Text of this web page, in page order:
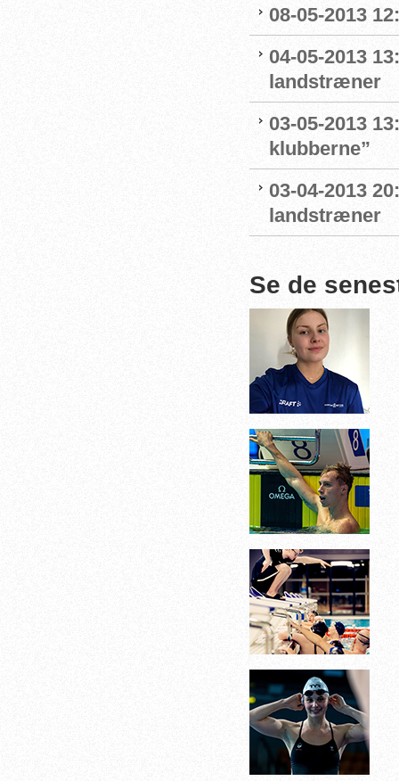
08-05-2013
04-05-2013
landstræner
03-05-2013
klubberne”
03-04-2013
landstræner
Se de